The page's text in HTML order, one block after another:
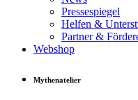
Pressespiegel
Helfen &
Partner &
Webshop
Mythenatelier